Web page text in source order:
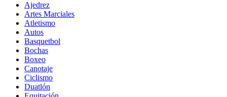
Ajedrez
Artes Marciales
Atletismo
Autos
Basquetbol
Bochas
Boxeo
Canotaje
Ciclismo
Duatlón